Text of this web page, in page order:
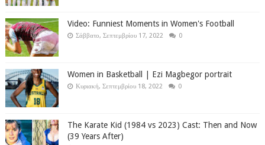
Video: Funniest Moments in Women's Football
Σάββατο, Σεπτεμβρίου 17, 2022 0
Women in Basketball | Ezi Magbegor portrait
Κυριακή, Σεπτεμβρίου 18, 2022 0
The Karate Kid (1984 vs 2023) Cast: Then and Now
(39 Years After)